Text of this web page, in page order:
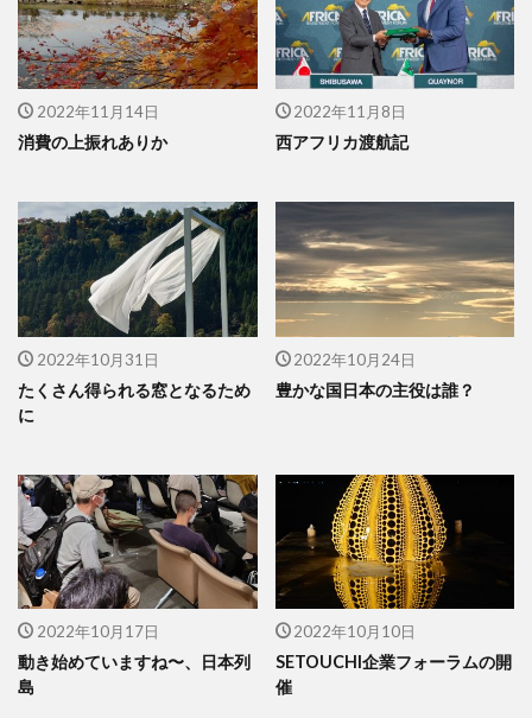
2022年11月14日
消費の上振れありか
2022年11月8日
西アフリカ渡航記
2022年10月31日
たくさん得られる窓となるため
に
2022年10月24日
豊かな国日本の主役は誰？
2022年10月17日
動き始めていますね〜、日本列
島
2022年10月10日
SETOUCHI企業フォーラムの開
催